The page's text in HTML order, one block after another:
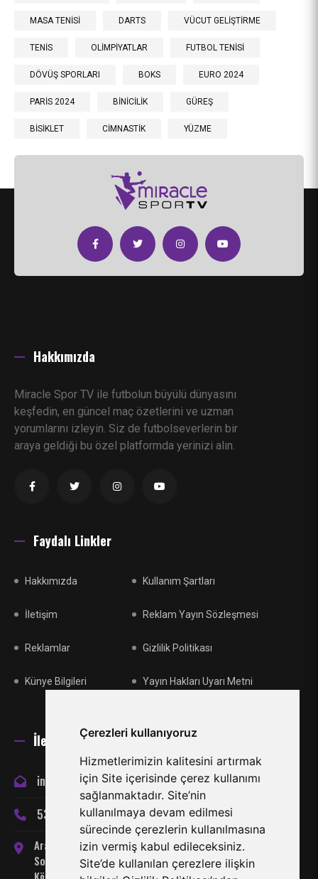
Çerezleri kullanıyoruz
Hizmetlerimizin kalitesini artırmak
için Site içerisinde çerez kullanımı
sağlanmaktadır. Site’nin
kullanılmaya devam edilmesi
sürecinde çerezlerin kullanılmasına
izin vermiş kabul edileceksiniz.
Site’de kullanılan çerezlere ilişkin
MASA TENİSİ DARTS VÜCUT GELİŞTİRME
TENİS OLİMPİYATLAR FUTBOL TENİSİ
DÖVÜŞ SPORLARI BOKS EURO 2024
PARİS 2024 BİNİCİLİK GÜREŞ
BİSİKLET CİMNASTİK YÜZME
Hakkımızda
Miracle Spor TV ile futbolun büyülü dünyasını
keşfedin, en güncel maç özetlerini ve uzman
yorumlarını izleyin. Siz de futbolseverlerin bir
araya geldiği bu özel platformda yerinizi alın.
Faydalı Linkler
Hakkımızda
İletişim
Reklamlar
Künye Bilgileri
Kullanım Şartları
Reklam Yayın Sözleşmesi
Gizlilik Politikası
Yayın Hakları Uyarı Metni
İletişim
info@miraclespor.com
533 866 24 66
Arabahmet Mahallesi, Server
Somuncuoğlu Sokak No:7